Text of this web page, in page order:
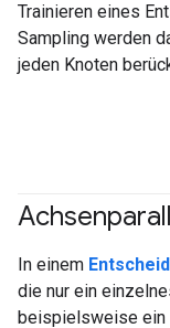
Trainieren eines
Sampling werden
jeden Knoten
In einem
die nur ein
beispielsweise